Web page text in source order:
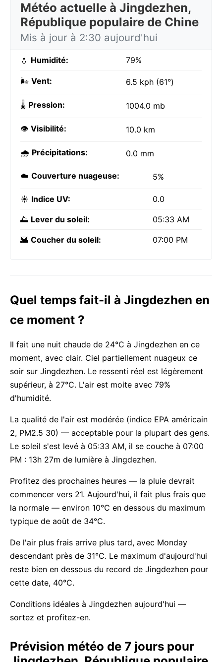
Météo actuelle à Jingdezhen,
République populaire de Chine
Mis à jour à 2:30 aujourd'hui
💧 Humidité: 79%
🌬️ Vent: 6.5 kph (61°)
🌡️ Pression: 1004.0 mb
👁️ Visibilité: 10.0 km
🌧️ Précipitations: 0.0 mm
☁️ Couverture nuageuse: 5%
☀️ Indice UV: 0.0
🌅 Lever du soleil: 05:33 AM
🌇 Coucher du soleil: 07:00 PM
Quel temps fait-il à Jingdezhen en
ce moment ?
Il fait une nuit chaude de 24°C à Jingdezhen en ce
moment, avec clair. Ciel partiellement nuageux ce
soir sur Jingdezhen. Le ressenti réel est légèrement
supérieur, à 27°C. L'air est moite avec 79%
d'humidité.
La qualité de l'air est modérée (indice EPA américain
2, PM2.5 30) — acceptable pour la plupart des gens.
Le soleil s'est levé à 05:33 AM, il se couche à 07:00
PM : 13h 27m de lumière à Jingdezhen.
Profitez des prochaines heures — la pluie devrait
commencer vers 21. Aujourd'hui, il fait plus frais que
la normale — environ 10°C en dessous du maximum
typique de août de 34°C.
De l'air plus frais arrive plus tard, avec Monday
descendant près de 31°C. Le maximum d'aujourd'hui
reste bien en dessous du record de Jingdezhen pour
cette date, 40°C.
Conditions idéales à Jingdezhen aujourd'hui —
sortez et profitez-en.
Prévision météo de 7 jours pour